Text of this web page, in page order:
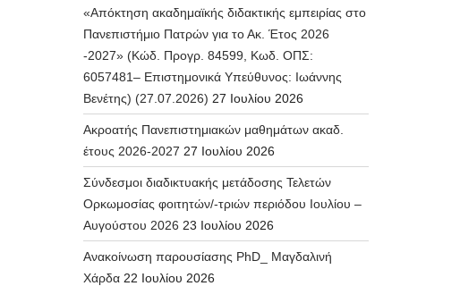
«Απόκτηση ακαδημαϊκής διδακτικής εμπειρίας στο
Πανεπιστήμιο Πατρών για το Ακ. Έτος 2026
-2027» (Κώδ. Προγρ. 84599, Κωδ. ΟΠΣ:
6057481– Επιστημονικά Υπεύθυνος: Ιωάννης
Βενέτης) (27.07.2026) 27 Ιουλίου 2026
Ακροατής Πανεπιστημιακών μαθημάτων ακαδ.
έτους 2026-2027 27 Ιουλίου 2026
Σύνδεσμοι διαδικτυακής μετάδοσης Τελετών
Ορκωμοσίας φοιτητών/-τριών περιόδου Ιουλίου –
Αυγούστου 2026 23 Ιουλίου 2026
Ανακοίνωση παρουσίασης PhD_ Μαγδαλινή
Χάρδα 22 Ιουλίου 2026